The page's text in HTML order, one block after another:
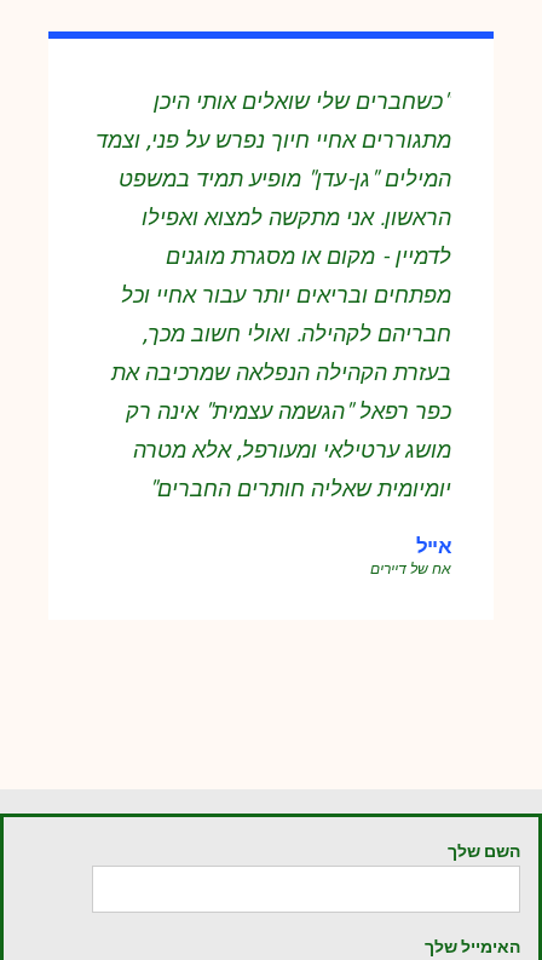
"כשחברים שלי שואלים אותי היכן
מתגוררים אחיי חיוך נפרש על פני, וצמד
המילים "גן-עדן" מופיע תמיד במשפט
הראשון. אני מתקשה למצוא ואפילו
לדמיין - מקום או מסגרת מוגנים
מפתחים ובריאים יותר עבור אחיי וכל
חבריהם לקהילה. ואולי חשוב מכך,
בעזרת הקהילה הנפלאה שמרכיבה את
כפר רפאל "הגשמה עצמית" אינה רק
מושג ערטילאי ומעורפל, אלא מטרה
יומיומית שאליה חותרים החברים"
אייל
אח של דיירים
השם שלך
האימייל שלך